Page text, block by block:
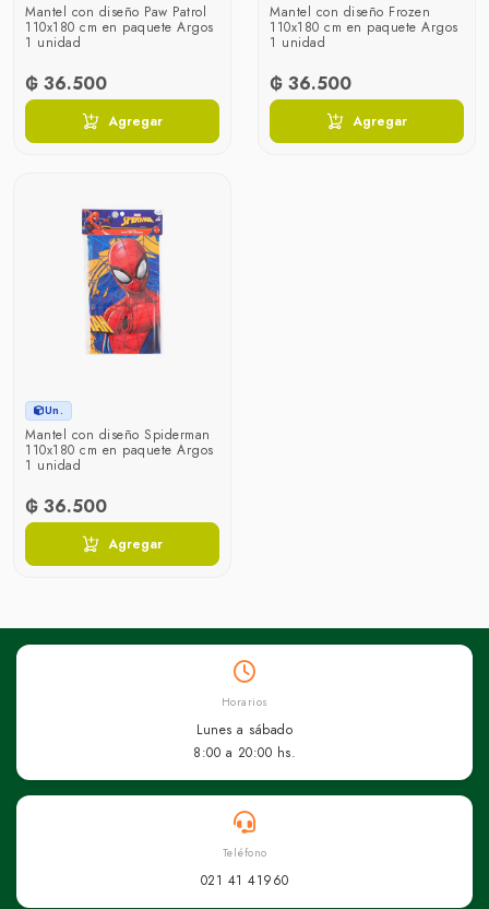
Mantel con diseño Paw Patrol
110x180 cm en paquete Argos
1 unidad
₲ 36.500
Agregar
Mantel con diseño Frozen
110x180 cm en paquete Argos
1 unidad
₲ 36.500
Agregar
Un.
Mantel con diseño Spiderman
110x180 cm en paquete Argos
1 unidad
₲ 36.500
Agregar
Horarios
Lunes a sábado
8:00 a 20:00 hs.
Teléfono
021 41 41960